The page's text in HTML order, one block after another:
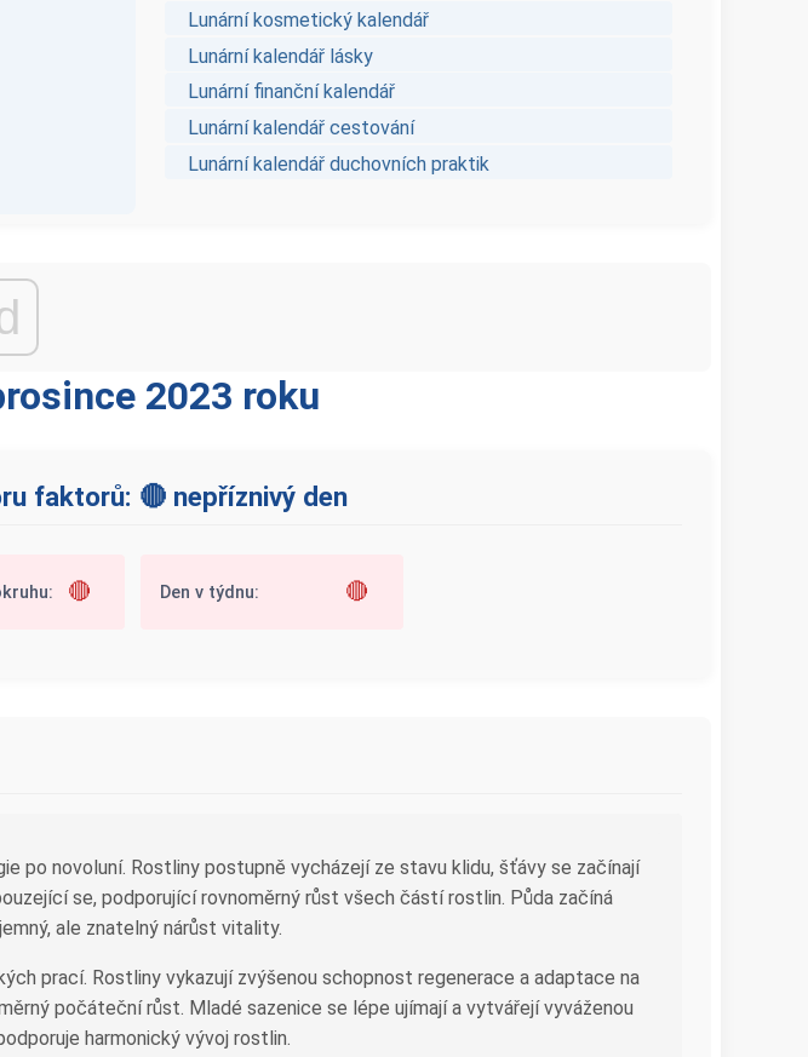
Lunární kosmetický kalendář
Lunární kalendář lásky
Lunární finanční kalendář
Lunární kalendář cestování
Lunární kalendář duchovních praktik
2023 roku
faktorů: 🔴 nepříznivý den
🔴 Den v týdnu: 🔴
po novoluní. Rostliny postupně vycházejí ze stavu klidu, šťávy se začínají
se, podporující rovnoměrný růst všech částí rostlin. Půda začíná
ale znatelný nárůst vitality.
prací. Rostliny vykazují zvýšenou schopnost regenerace a adaptace na
počáteční růst. Mladé sazenice se lépe ujímají a vytvářejí vyváženou
harmonický vývoj rostlin.